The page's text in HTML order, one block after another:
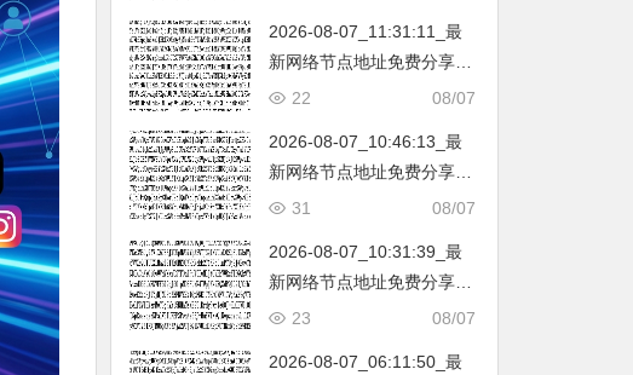
韩国|新加坡|台湾|马来西亚|
…
2026-08-07_11:31:11_最
新网络节点地址免费分享…
不定期更新…开放免费分享
韩国|新加坡|台湾|马来西亚|
…
08/07
22
2026-08-07_10:46:13_最
新网络节点地址免费分享…
不定期更新…开放免费分享
韩国|新加坡|台湾|马来西亚|
…
08/07
31
2026-08-07_10:31:39_最
新网络节点地址免费分享…
不定期更新…开放免费分享
08/07
23
2026-08-07_06:11:50_最